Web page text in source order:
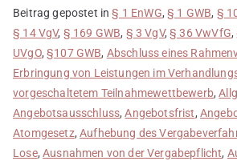
Beitrag gepostet in§ 1 EnWG,§ 1 GWB, §
§ 14 VgV, § 169 GWB, § 3 VgV,§ 36 VwVfG,
UVgO,§107 GWB, Abschluss eines
Erbringung von Leistungen im
vorgeschaltetem Teilnahmewettbewerb,
Angebotsausschluss,Angebotsfrist,
Atomgesetz,Aufhebung des
Lose,Ausnahmen von der Vergabepflicht,